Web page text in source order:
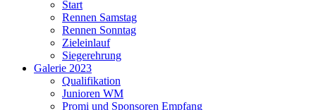
Start
Rennen Samstag
Rennen Sonntag
Zieleinlauf
Siegerehrung
Galerie 2023
Qualifikation
Junioren WM
Promi und Sponsoren Empfang